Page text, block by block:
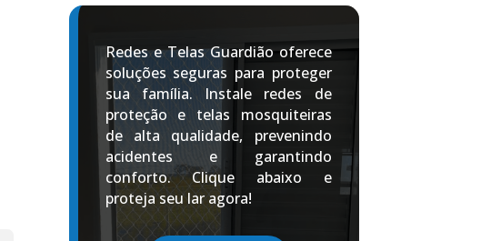
Redes e Telas Guardião oferece
soluções seguras para proteger
sua família. Instale redes de
proteção e telas mosquiteiras
de alta qualidade, prevenindo
acidentes e garantindo
conforto. Clique abaixo e
proteja seu lar agora!